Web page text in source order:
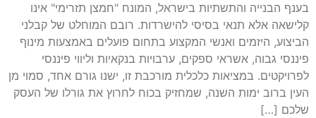
בענף הבנייה והתשתיות בישראל, המונח "חמצן תזרימי" אינו
קלישאה אלא תנאי בסיסי להישרדות. רובם המוחלט של קבלני
הביצוע, היזמים ואנשי המקצוע בתחום פועלים באמצעות מינוף
פיננסי גבוה, אשראי ספקים, ערבויות בנקאיות וליווי פיננסי
לפרויקטים. במציאות כלכלית מורכבת זו, ישנו גורם אחד, סמוי מן
העין ברוב ימות השנה, שמחזיק בכוח לחרוץ את גורלו של העסק
שלכם […]